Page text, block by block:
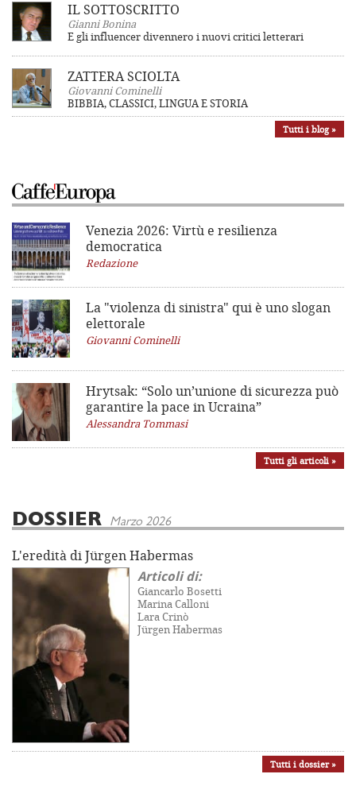
IL SOTTOSCRITTO
Gianni Bonina
E gli influencer divennero i nuovi critici letterari
ZATTERA SCIOLTA
Giovanni Cominelli
BIBBIA, CLASSICI, LINGUA E STORIA
Tutti i blog »
Venezia 2026: Virtù e resilienza
democratica
Redazione
La "violenza di sinistra" qui è uno slogan
elettorale
Giovanni Cominelli
Hrytsak: “Solo un’unione di sicurezza può
garantire la pace in Ucraina”
Alessandra Tommasi
Tutti gli articoli »
DOSSIER Marzo 2026
L'eredità di Jürgen Habermas
Articoli di:
Giancarlo Bosetti
Marina Calloni
Lara Crinò
Jürgen Habermas
Tutti i dossier »